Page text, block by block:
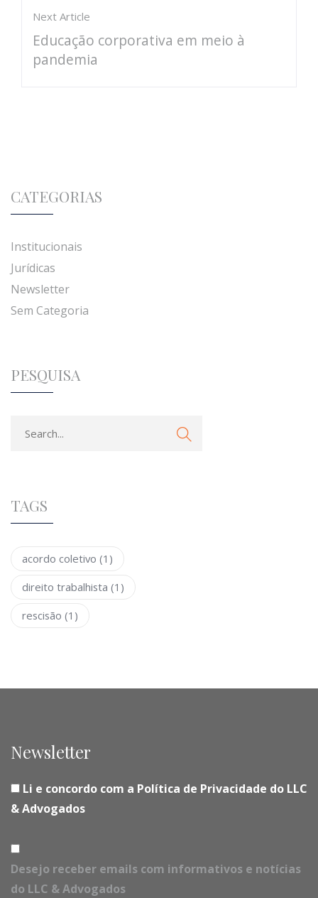
Next Article
Educação corporativa em meio à
pandemia
CATEGORIAS
Institucionais
Jurídicas
Newsletter
Sem Categoria
PESQUISA
TAGS
acordo coletivo (1)
direito trabalhista (1)
rescisão (1)
Newsletter
Li e concordo com a Política de Privacidade do LLC
& Advogados
Desejo receber emails com informativos e notícias
do LLC & Advogados